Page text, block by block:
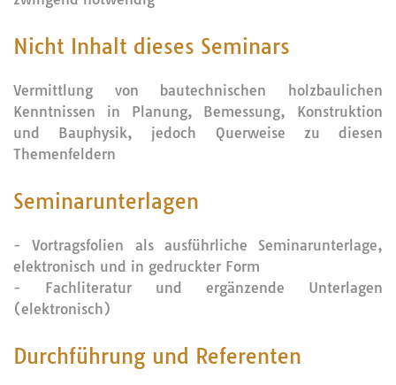
Nicht Inhalt dieses Seminars
Vermittlung von bautechnischen holzbaulichen
Kenntnissen in Planung, Bemessung, Konstruktion
und Bauphysik, jedoch Querweise zu diesen
Themenfeldern
Seminarunterlagen
- Vortragsfolien als ausführliche Seminarunterlage,
elektronisch und in gedruckter Form
- Fachliteratur und ergänzende Unterlagen
(elektronisch)
Durchführung und Referenten